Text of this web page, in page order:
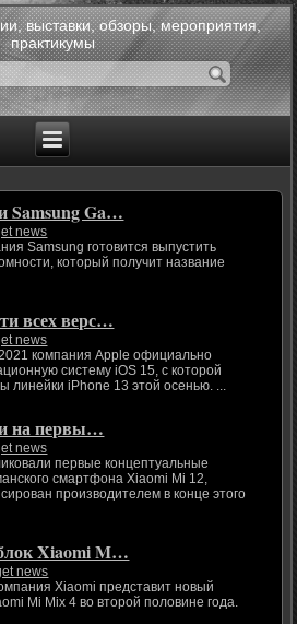
выставки, обзоры, мероприятия,
практикумы
Samsung Ga…
news
Samsung готовится выпустить
который получит название
всех верс…
news
компания Apple официально
систему iOS 15, с которой
будут запущены смартфоны линейки iPhone 13 этой осенью. ...
на первы…
news
первые концептуальные
смартфона Xiaomi Mi 12,
производителем в конце этого
Xiaomi M…
news
Xiaomi представит новый
Mi Mix 4 во второй половине года.